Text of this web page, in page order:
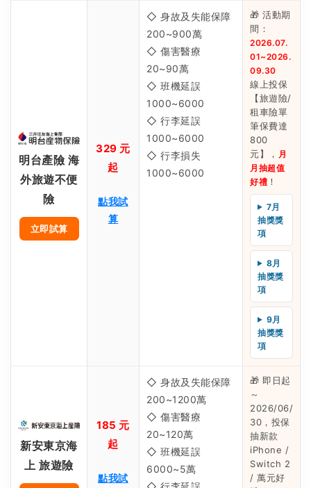
明台產險 海
外旅遊不便
險
立即試算
329 元
起
點我試
算
◇ 身故及失能保障
200~900萬
◇ 傷害醫療
20~90萬
◇ 班機延誤
1000~6000
◇ 行李延誤
1000~6000
◇ 行李損失
1000~6000
🎁 活動期
間：
2026.07.
01~2026.
09.30
線上投保
【旅遊險/
租車險單
筆保費達
800
元】， 月
月抽超值
好禮 ！
7月
抽獎獎
項
8月
抽獎獎
項
9月
抽獎獎
項
新安東京海
上 旅遊險
185 元
起
點我試
◇ 身故及失能保障
200~1200萬
◇ 傷害醫療
20~120萬
◇ 班機延誤
6000~5萬
🎁 即日起
～
2026/06/
30，投保
抽新款
iPhone /
Switch 2
/ 萬元好